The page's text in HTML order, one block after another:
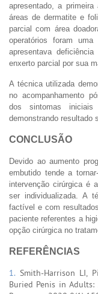
apresentado, a
áreas de dermatite e
parcial com área
operatórios foram
apresentava
enxerto parcial por sua
A técnica utilizada
no acompanhamento
dos sintomas
demonstrando resultado
CONCLUSÃO
Devido ao aumento
embutido tende a
intervenção cirúrgica é
ser individualizada. A
factível e com
paciente referentes a
opção cirúrgica no
REFERÊNCIAS
1. Smith-Harrison LI,
Buried Penis in Adults: